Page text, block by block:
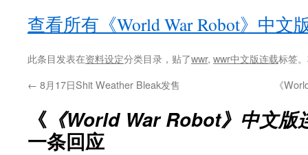
查看所有《World War Robot》中文
此条目发表在资料设定分类目录，贴了wwr, wwr中文版连载标签
← 8月17日Shit Weather Bleak发售 《
《 《World War Robot》中文版
一条回应